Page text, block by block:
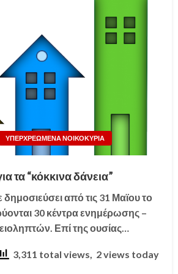
ΥΠΕΡΧΡΕΩΜΕΝΑ ΝΟΙΚΟΚΥΡΙΑ
τα “κόκκινα δάνεια”
από τις 31 Μαϊου το
30 κέντρα ενημέρωσης –
Επί της ουσίας…
3,311 total views, 2 views today